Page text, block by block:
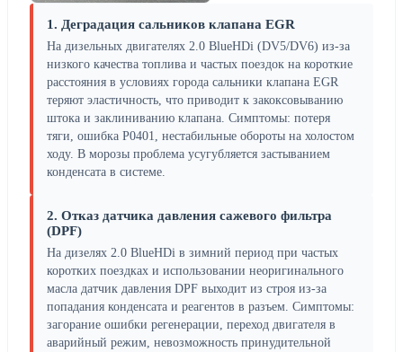
1. Деградация сальников клапана EGR
На дизельных двигателях 2.0 BlueHDi (DV5/DV6) из-за
низкого качества топлива и частых поездок на короткие
расстояния в условиях города сальники клапана EGR
теряют эластичность, что приводит к закоксовыванию
штока и заклиниванию клапана. Симптомы: потеря
тяги, ошибка P0401, нестабильные обороты на холостом
ходу. В морозы проблема усугубляется застыванием
конденсата в системе.
2. Отказ датчика давления сажевого фильтра
(DPF)
На дизелях 2.0 BlueHDi в зимний период при частых
коротких поездках и использовании неоригинального
масла датчик давления DPF выходит из строя из-за
попадания конденсата и реагентов в разъем. Симптомы:
загорание ошибки регенерации, переход двигателя в
аварийный режим, невозможность принудительной